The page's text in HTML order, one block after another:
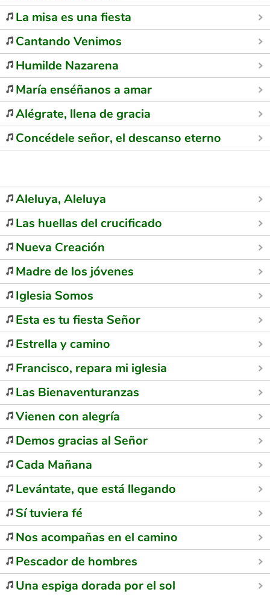
La misa es una fiesta
Cantando Venimos
Humilde Nazarena
María enséñanos a amar
Alégrate, llena de gracia
Concédele señor, el descanso eterno
Aleluya, Aleluya
Las huellas del crucificado
Nueva Creación
Madre de los jóvenes
Iglesia Somos
Esta es tu fiesta Señor
Estrella y camino
Francisco, repara mi iglesia
Las Bienaventuranzas
Vienen con alegría
Demos gracias al Señor
Cada Mañana
Levántate, que está llegando
Sí tuviera fé
Nos acompañas en el camino
Pescador de hombres
Una espiga dorada por el sol